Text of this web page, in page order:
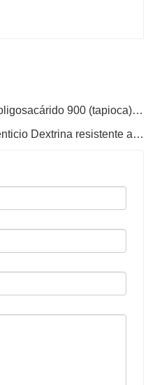
anterior : Jarabe de Isomalto-oligosacárido 900 (tapioca) orgánico
próximo : Complemento alimenticio Dextrina resistente al maíz orgánico en polvo